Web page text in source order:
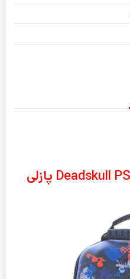
کیف کوله پشتی Deadskull PS5 slim پازلی